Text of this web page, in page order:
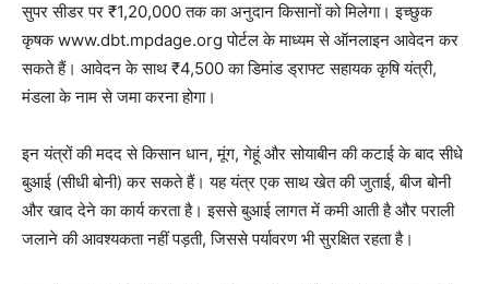
सुपर सीडर पर ₹1,20,000 तक का अनुदान किसानों को मिलेगा। इच्छुक
कृषक www.dbt.mpdage.org पोर्टल के माध्यम से ऑनलाइन आवेदन कर
सकते हैं। आवेदन के साथ ₹4,500 का डिमांड ड्राफ्ट सहायक कृषि यंत्री,
मंडला के नाम से जमा करना होगा।
इन यंत्रों की मदद से किसान धान, मूंग, गेहूं और सोयाबीन की कटाई के बाद सीधे
बुआई (सीधी बोनी) कर सकते हैं। यह यंत्र एक साथ खेत की जुताई, बीज बोनी
और खाद देने का कार्य करता है। इससे बुआई लागत में कमी आती है और पराली
जलाने की आवश्यकता नहीं पड़ती, जिससे पर्यावरण भी सुरक्षित रहता है।